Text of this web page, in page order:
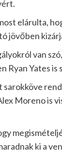
elárulta,
jövőben
van
Yates is
Moreno is
ki a